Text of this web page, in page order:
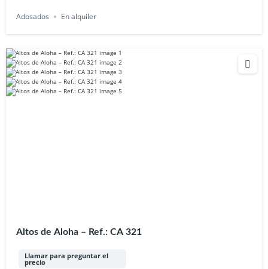
Adosados En alquiler
Altos de Aloha – Ref.: CA 321
Llamar para preguntar el
precio